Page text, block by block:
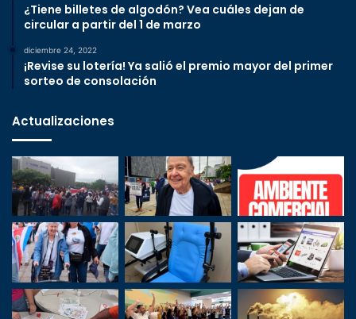
¿Tiene billetes de algodón? Vea cuáles dejan de
circular a partir del 1 de marzo
diciembre 24, 2022
¡Revise su lotería! Ya salió el premio mayor del primer
sorteo de consolación
Actualizaciones